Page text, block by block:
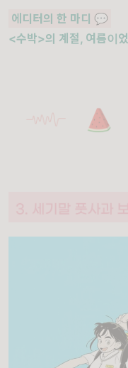
에디터의 한 마디 💬
<수박>의 계절, 여름이